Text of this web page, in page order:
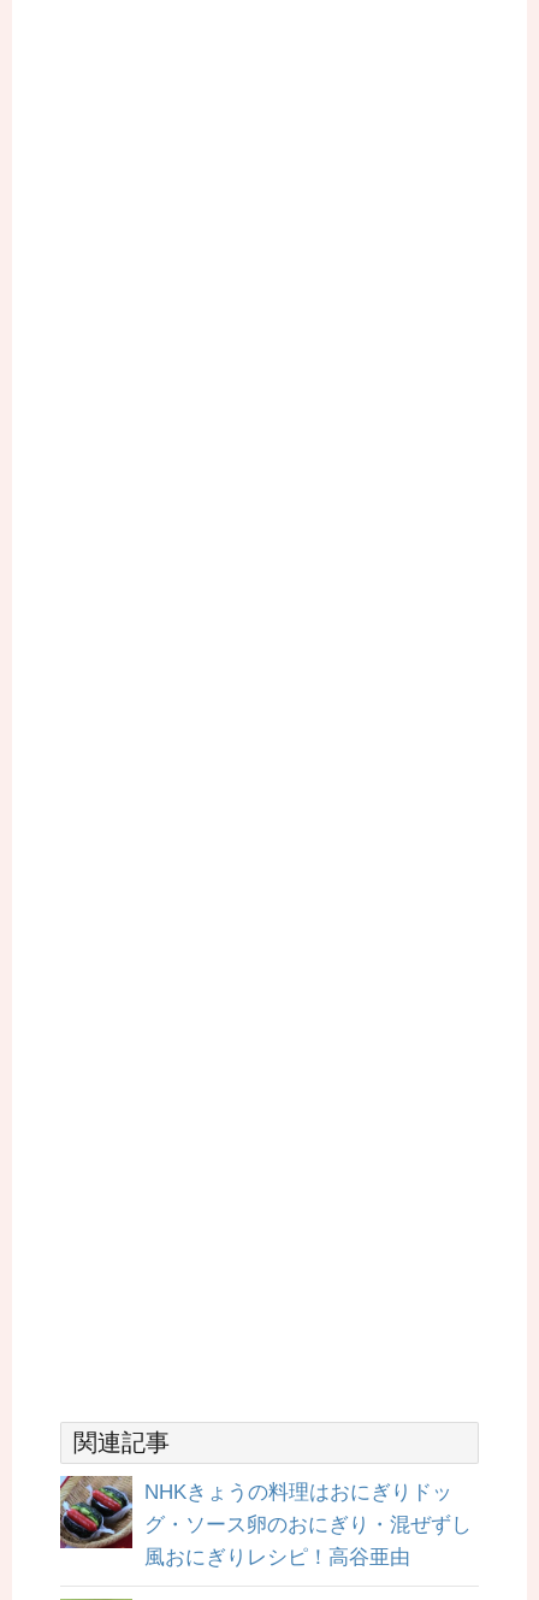
関連記事
NHKきょうの料理はおにぎりドッ
グ・ソース卵のおにぎり・混ぜずし
風おにぎりレシピ！高谷亜由